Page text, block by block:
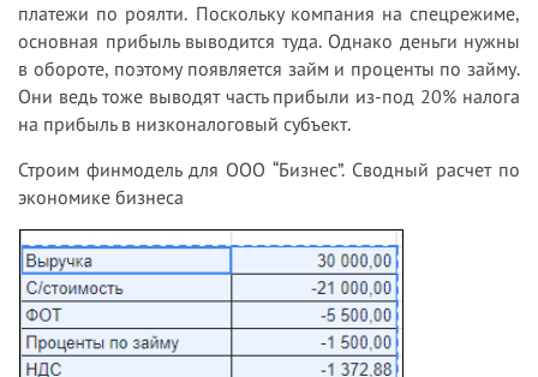
платежи по роялти. Поскольку компания на спецрежиме,
основная прибыль выводится туда. Однако деньги нужны
в обороте, поэтому появляется займ и проценты по займу.
Они ведь тоже выводят часть прибыли из-под 20% налога
на прибыль в низконалоговый субъект.
Строим финмодель для ООО “Бизнес”. Сводный расчет по
экономике бизнеса